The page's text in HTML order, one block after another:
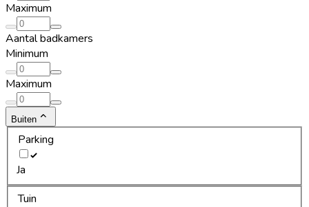
Maximum
Aantal badkamers
Minimum
Maximum
Buiten
Parking
Ja
Tuin